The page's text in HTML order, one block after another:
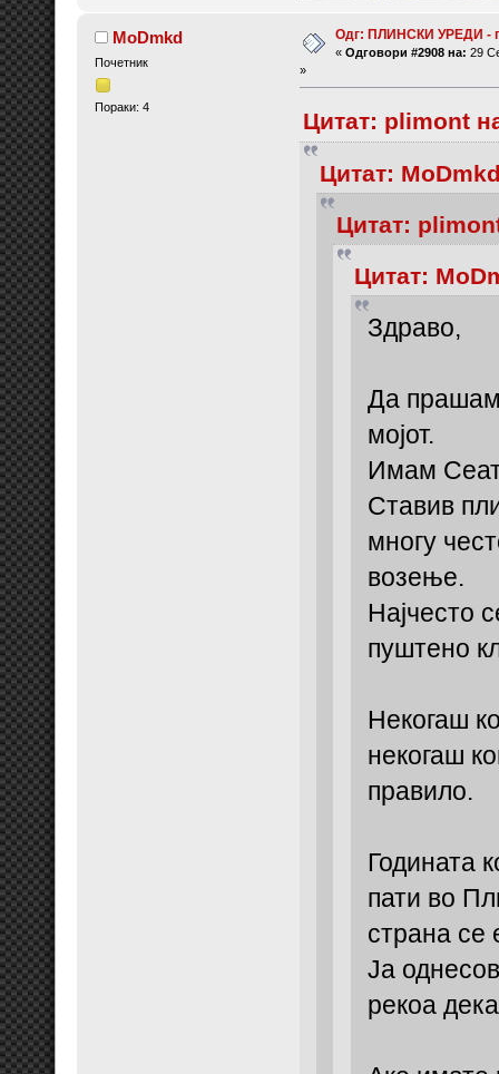
MoDmkd
Почетник
Пораки: 4
Одг: ПЛИНСКИ УРЕДИ -
« Одговори #2908 на: 29
»
Цитат: plimont
Цитат:
Цитат:
Цитат:
Здраво,
Да прашам
мојот.
Имам
Ставив
многу
возење.
Најчесто
пуштено
Некогаш
некогаш
правило.
Годината
пати во
страна се
Ја
рекоа